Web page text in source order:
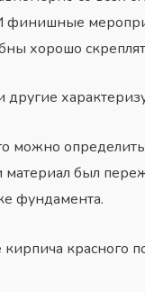
хорошо
можно
материал был
фундамента.
красного